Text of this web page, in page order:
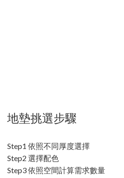
地墊挑選步驟
Step1 依照不同厚度選擇
Step2 選擇配色
Step3 依照空間計算需求數量